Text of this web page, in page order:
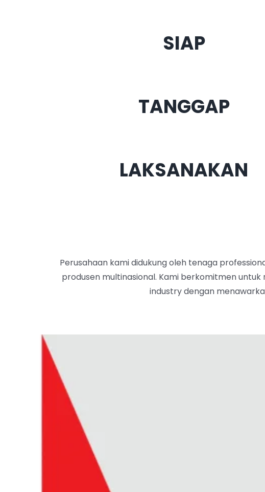
SIAP
TANGGAP
LAKSANAKAN
Perusahaan kami didukung oleh tenaga
produsen multinasional. Kami berkomitmen
industry dengan